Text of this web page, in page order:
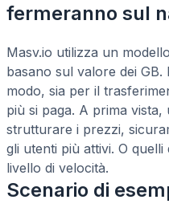
fermeranno sul
Masv.io utilizza un
basano sul valore dei
modo, sia per il
più si paga. A prima
strutturare i prezzi,
gli utenti più attivi. O
livello di velocità.
Scenario di